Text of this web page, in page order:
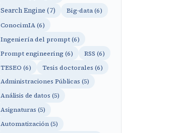
Search Engine (7)
Big-data (6)
ConocimIA (6)
Ingeniería del prompt (6)
Prompt engineering (6)
RSS (6)
TESEO (6)
Tesis doctorales (6)
Administraciones Públicas (5)
Análisis de datos (5)
Asignaturas (5)
Automatización (5)